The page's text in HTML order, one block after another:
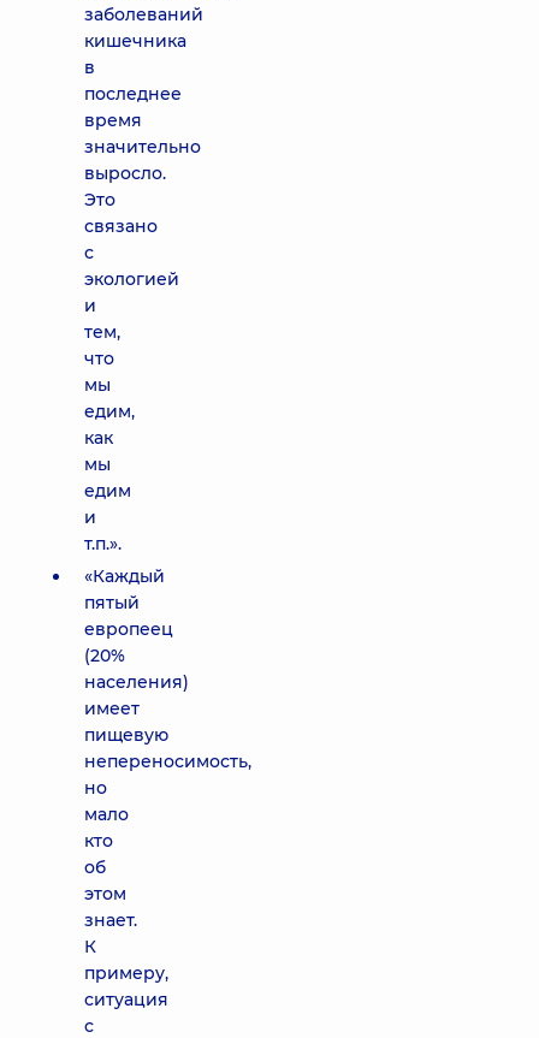
заболеваний
кишечника
в
последнее
время
значительно
выросло.
Это
связано
с
экологией
и
тем,
что
мы
едим,
как
мы
едим
и
т.п.».
«Каждый
пятый
европеец
(20%
населения)
имеет
пищевую
непереносимость,
но
мало
кто
об
этом
знает.
К
примеру,
ситуация
с